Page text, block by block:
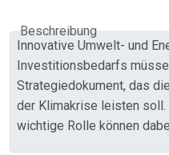
Beschreibung
Innovative Umwelt- und
Investitionsbedarfs
Strategiedokument, das
der Klimakrise leisten
wichtige Rolle können